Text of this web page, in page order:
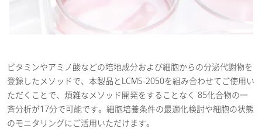
ビタミンやアミノ酸などの培地成分および細胞からの分泌代謝物を
登録したメソッドで、本製品とLCMS-2050を組み合わせてご使用い
ただくことで、煩雑なメソッド開発をすることなく 85化合物の一
斉分析が17分で可能です。細胞培養条件の最適化検討や細胞の状態
のモニタリングにご活用いただけます。